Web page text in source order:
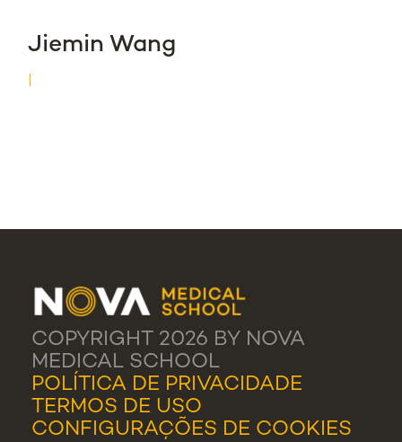
Jiemin Wang
COPYRIGHT 2026 BY NOVA
MEDICAL SCHOOL
POLÍTICA DE PRIVACIDADE
TERMOS DE USO
CONFIGURAÇÕES DE COOKIES